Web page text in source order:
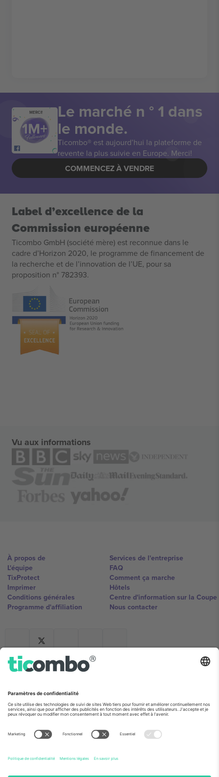
MERCI! Le marché n ° 1 dans
le monde.
Ticombo® est aujourd’hui la plateforme de
revente la plus suivie en Europe. Merci!
COMMENCEZ À VENDRE
Label d’excellence de la
Commission européenne
Ticombo GmbH (société mère) est reconnue dans le
cadre d’Horizon 2020, le programme de financement de
la recherche et de l’innovation de l’UE, pour sa
proposition n° 782393.
Vu aux informations
À propos de
L'équipe
TixProtect
Imprimer
Conditions générales
Programme d'affiliation
Services de l'entreprise
FAQ
Comment ça marche
Hôtels
Centre d'information sur la Coupe
Nous contacter
Ticombo France
Mimi Balkanska 132, 1540, Sofia,
Bulgaria
L'entité juridique du fournisseur de la plateforme peut changer en
détails, consultez la page spécifique de l'événement, les mentions